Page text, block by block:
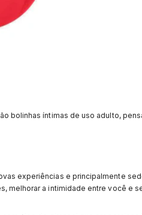
bolinhas íntimas de uso adulto,
experiências e principalmente
melhorar a intimidade entre você e